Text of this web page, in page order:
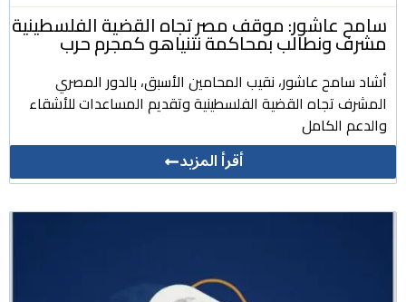
سامح عاشور: موقف مصر تجاه القضية الفلسطينية
مشرف ونطالب بمحاكمة نتنياهو كمجرم حرب
أشاد سامح عاشور، نقيب المحامين الأسبق، بالدور المصري
المشرف تجاه القضية الفلسطينية وتقديم المساعدات للأشقاء
والدعم الكامل
أقرأ المزيد